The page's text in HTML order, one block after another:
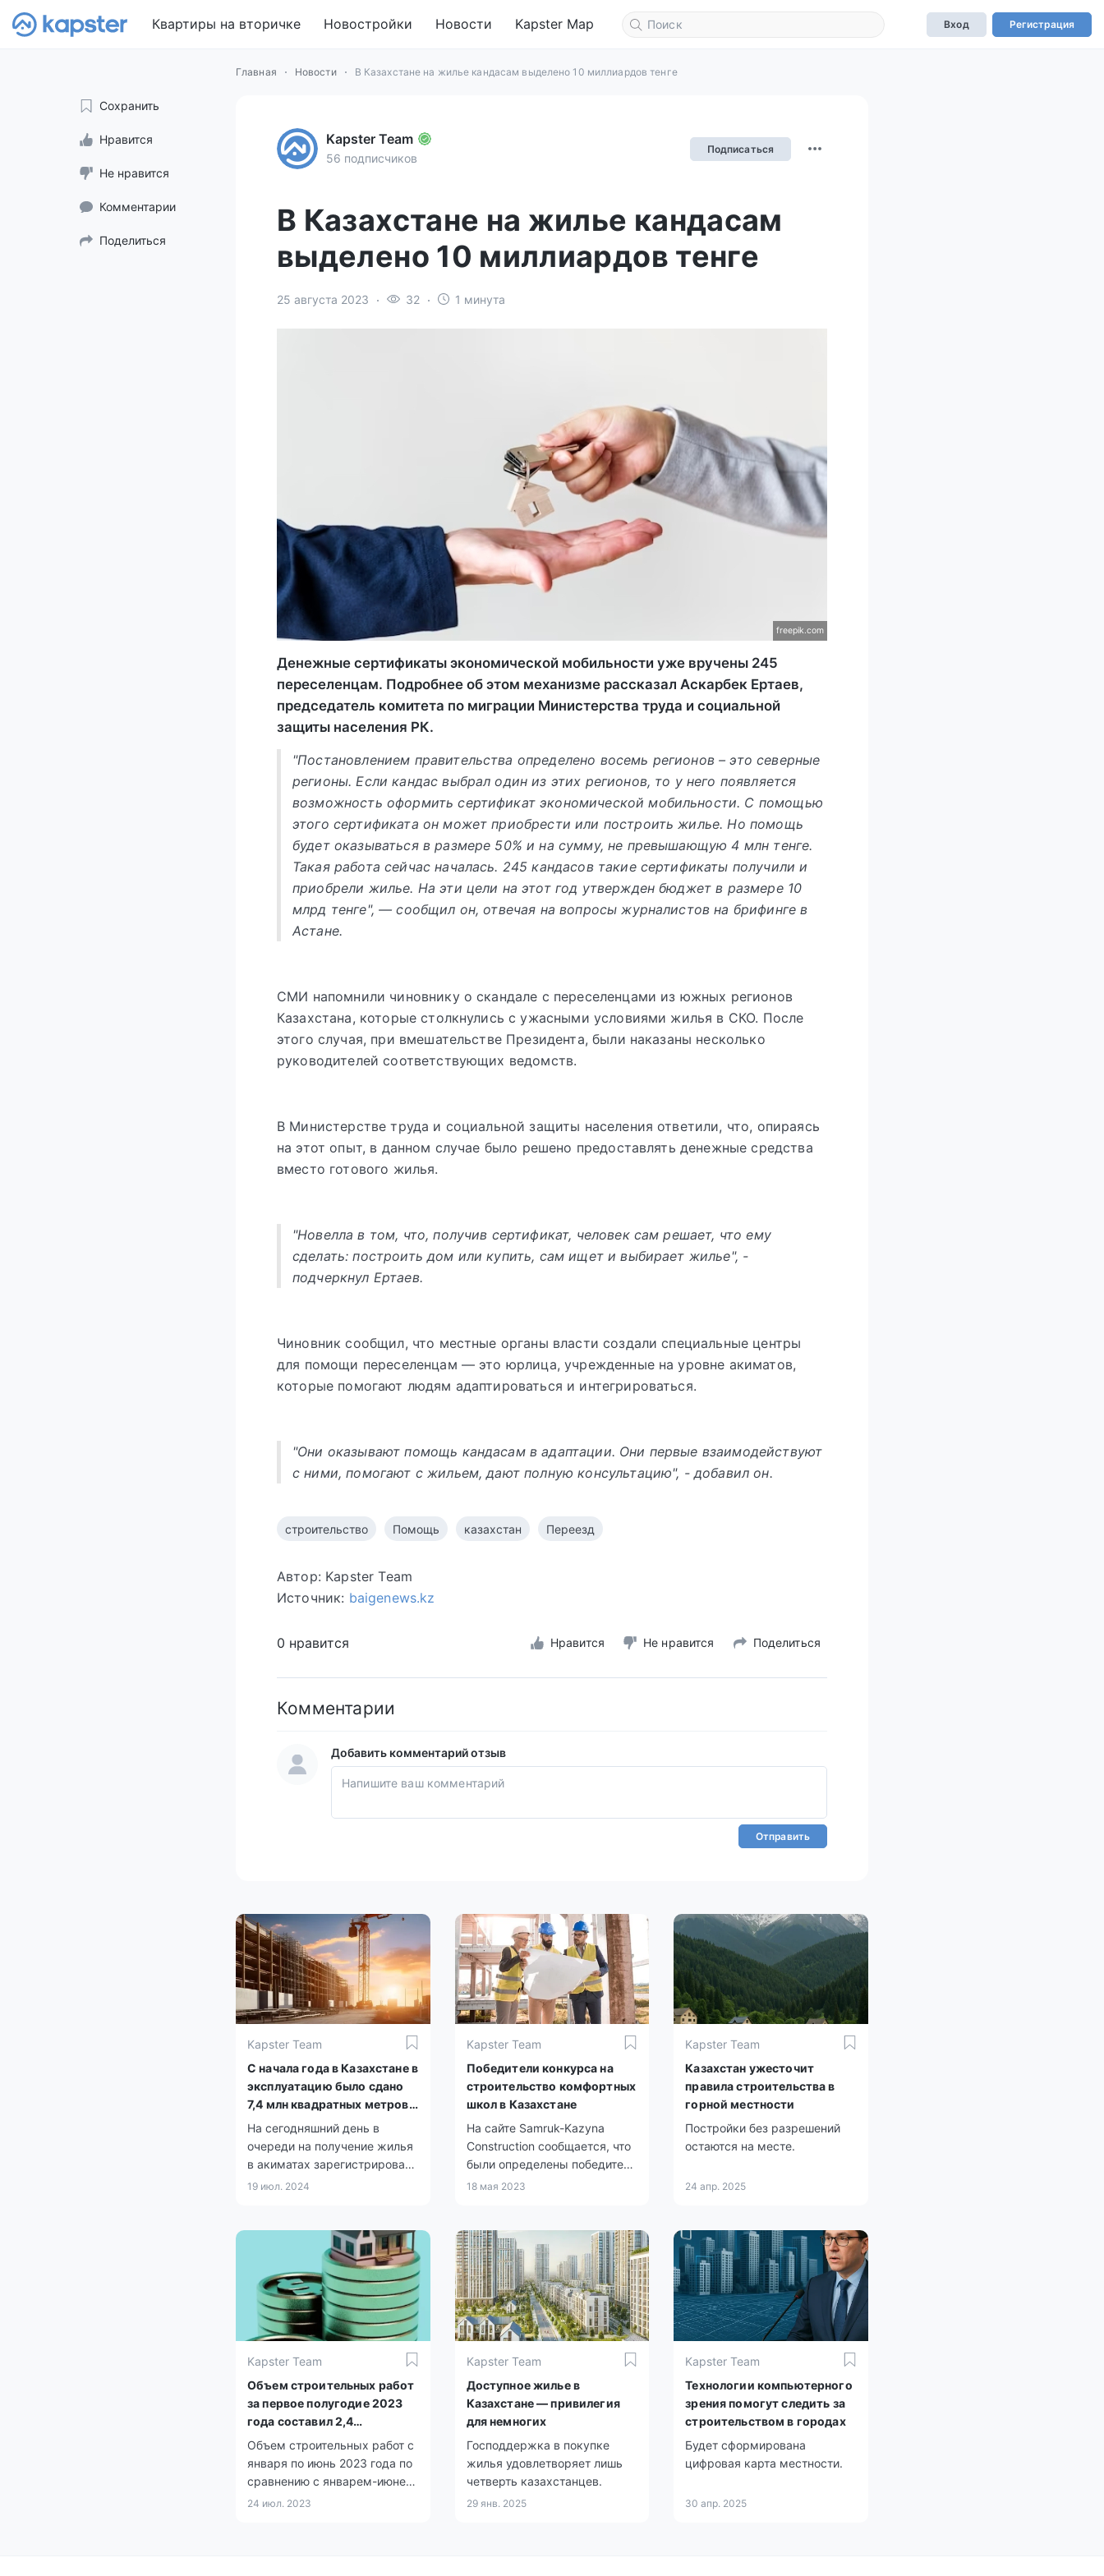
Квартиры на вторичке Новостройки Новости Kapster Map Вход Регистрация
Главная Новости В Казахстане на жилье кандасам выделено 10 миллиардов тенге
Сохранить
Нравится
Не нравится
Комментарии
Поделиться
Kapster Team
56 подписчиков
Подписаться
В Казахстане на жилье кандасам
выделено 10 миллиардов тенге
25 августа 2023 32 1 минута
freepik.com
Денежные сертификаты экономической мобильности уже вручены 245
переселенцам. Подробнее об этом механизме рассказал Аскарбек Ертаев,
председатель комитета по миграции Министерства труда и социальной
защиты населения РК.
"Постановлением правительства определено восемь регионов – это северные
регионы. Если кандас выбрал один из этих регионов, то у него появляется
возможность оформить сертификат экономической мобильности. С помощью
этого сертификата он может приобрести или построить жилье. Но помощь
будет оказываться в размере 50% и на сумму, не превышающую 4 млн тенге.
Такая работа сейчас началась. 245 кандасов такие сертификаты получили и
приобрели жилье. На эти цели на этот год утвержден бюджет в размере 10
млрд тенге", — сообщил он, отвечая на вопросы журналистов на брифинге в
Астане.
СМИ напомнили чиновнику о скандале с переселенцами из южных регионов
Казахстана, которые столкнулись с ужасными условиями жилья в СКО. После
этого случая, при вмешательстве Президента, были наказаны несколько
руководителей соответствующих ведомств.
В Министерстве труда и социальной защиты населения ответили, что, опираясь
на этот опыт, в данном случае было решено предоставлять денежные средства
вместо готового жилья.
"Новелла в том, что, получив сертификат, человек сам решает, что ему
сделать: построить дом или купить, сам ищет и выбирает жилье", -
подчеркнул Ертаев.
Чиновник сообщил, что местные органы власти создали специальные центры
для помощи переселенцам — это юрлица, учрежденные на уровне акиматов,
которые помогают людям адаптироваться и интегрироваться.
"Они оказывают помощь кандасам в адаптации. Они первые взаимодействуют
с ними, помогают с жильем, дают полную консультацию", - добавил он.
строительство Помощь казахстан Переезд
Автор: Kapster Team
Источник: baigenews.kz
0 нравится Нравится Не нравится Поделиться
Комментарии
Добавить комментарий отзыв
Отправить
Kapster Team
С начала года в Казахстане в
эксплуатацию было сдано
7,4 млн квадратных метров
жилья
На сегодняшний день в
очереди на получение жилья
в акиматах зарегистрировано
более 650 тысяч человек.
19 июл. 2024
Kapster Team
Победители конкурса на
строительство комфортных
школ в Казахстане
На сайте Samruk-Kazyna
Construction сообщается, что
были определены победители
конкурса на строительство
18 мая 2023
Kapster Team
Казахстан ужесточит
правила строительства в
горной местности
Постройки без разрешений
остаются на месте.
24 апр. 2025
Kapster Team
Объем строительных работ
за первое полугодие 2023
года составил 2,4
триллиона тенге
Объем строительных работ с
января по июнь 2023 года по
сравнению с январем-июнем
2022 года увеличился на
24 июл. 2023
Kapster Team
Доступное жилье в
Казахстане — привилегия
для немногих
Господдержка в покупке
жилья удовлетворяет лишь
четверть казахстанцев.
29 янв. 2025
Kapster Team
Технологии компьютерного
зрения помогут следить за
строительством в городах
Будет сформирована
цифровая карта местности.
30 апр. 2025